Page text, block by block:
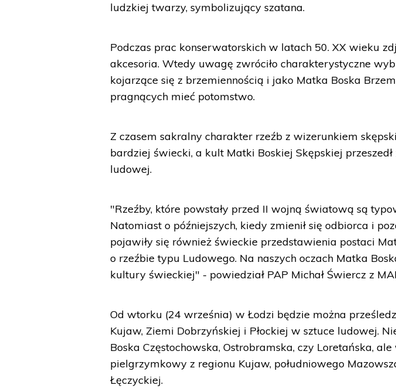
ludzkiej twarzy, symbolizujący szatana.
Podczas prac konserwatorskich w latach 50. XX wieku
akcesoria. Wtedy uwagę zwróciło charakterystyczne
kojarzące się z brzemiennością i jako Matka Boska
pragnących mieć potomstwo.
Z czasem sakralny charakter rzeźb z wizerunkiem
bardziej świecki, a kult Matki Boskiej Skępskiej
ludowej.
"Rzeźby, które powstały przed II wojną światową są
Natomiast o późniejszych, kiedy zmienił się odbiorca i
pojawiły się również świeckie przedstawienia postaci
o rzeźbie typu Ludowego. Na naszych oczach Matka
kultury świeckiej" - powiedział PAP Michał Świercz z
Od wtorku (24 września) w Łodzi będzie można
Kujaw, Ziemi Dobrzyńskiej i Płockiej w sztuce ludowej.
Boska Częstochowska, Ostrobramska, czy Loretańska,
pielgrzymkowy z regionu Kujaw, południowego
Łęczyckiej.